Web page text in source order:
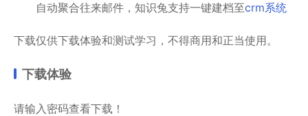
自动聚合往来邮件，知识兔支持一键建档至crm系统
下载仅供下载体验和测试学习，不得商用和正当使用。
下载体验
请输入密码查看下载！